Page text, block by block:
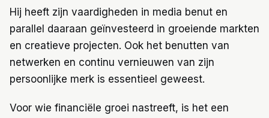
Hij heeft zijn vaardigheden in media benut en
parallel daaraan geïnvesteerd in groeiende markten
en creatieve projecten. Ook het benutten van
netwerken en continu vernieuwen van zijn
persoonlijke merk is essentieel geweest.
Voor wie financiële groei nastreeft, is het een